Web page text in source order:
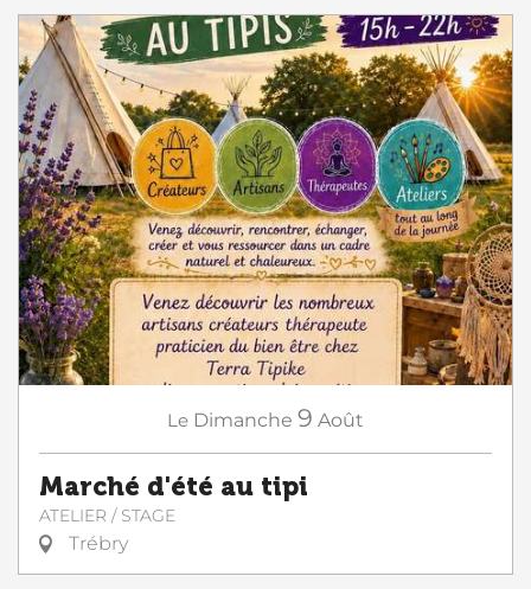
Le Dimanche 9 Août
Marché d'été au tipi
ATELIER / STAGE
Trébry